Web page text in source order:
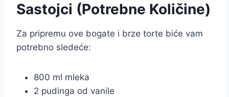
Sastojci (Potrebne Količine)
Za pripremu ove bogate i brze torte biće vam
potrebno sledeće:
800 ml mleka
2 pudinga od vanile